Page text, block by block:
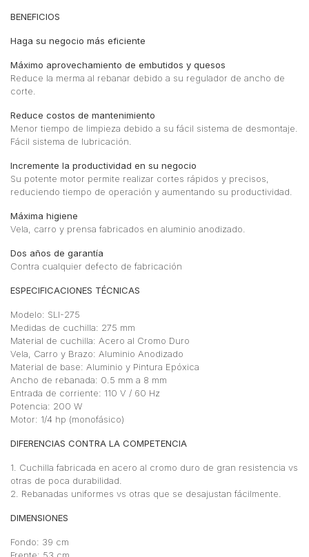
BENEFICIOS
Haga su negocio más eficiente
Máximo aprovechamiento de embutidos y quesos
Reduce la merma al rebanar debido a su regulador de ancho de
corte.
Reduce costos de mantenimiento
Menor tiempo de limpieza debido a su fácil sistema de desmontaje.
Fácil sistema de lubricación.
Incremente la productividad en su negocio
Su potente motor permite realizar cortes rápidos y precisos,
reduciendo tiempo de operación y aumentando su productividad.
Máxima higiene
Vela, carro y prensa fabricados en aluminio anodizado.
Dos años de garantía
Contra cualquier defecto de fabricación
ESPECIFICACIONES TÉCNICAS
Modelo: SLI-275
Medidas de cuchilla: 275 mm
Material de cuchilla: Acero al Cromo Duro
Vela, Carro y Brazo: Aluminio Anodizado
Material de base: Aluminio y Pintura Epóxica
Ancho de rebanada: 0.5 mm a 8 mm
Entrada de corriente: 110 V / 60 Hz
Potencia: 200 W
Motor: 1/4 hp (monofásico)
DIFERENCIAS CONTRA LA COMPETENCIA
1. Cuchilla fabricada en acero al cromo duro de gran resistencia vs
otras de poca durabilidad.
2. Rebanadas uniformes vs otras que se desajustan fácilmente.
DIMENSIONES
Fondo: 39 cm